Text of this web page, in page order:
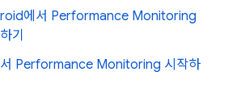
에서 Performance Monitoring
기
Performance Monitoring 시작하